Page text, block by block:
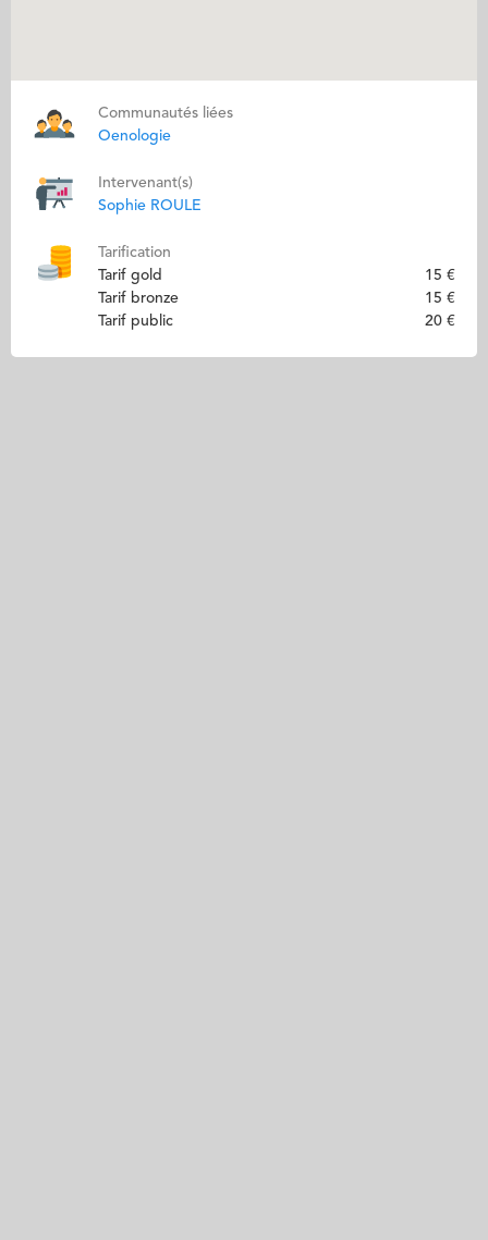
Communautés liées
Oenologie
Intervenant(s)
Sophie ROULE
Tarification
Tarif gold
15 €
Tarif bronze
15 €
Tarif public
20 €